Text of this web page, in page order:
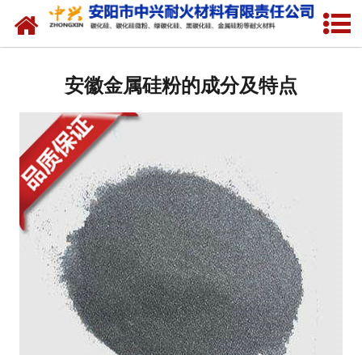
网站首页
厂容厂貌
联系我们
安徽金属硅粉的成分及特点